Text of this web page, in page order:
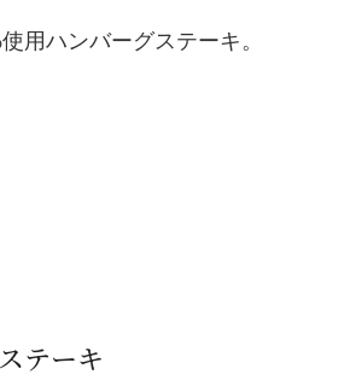
用ハンバーグステーキ。
テーキ